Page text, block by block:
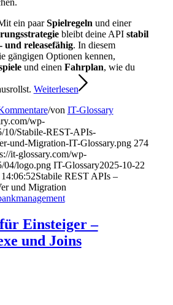
ein paarSpielregeln und einer
bleibt deine API stabil
und releasefähig. In diesem
gängigen Optionen kennen,
und einen Fahrplan, wie du
Weiterlesen
/von IT-Glossary
wp-
10/Stabile-REST-APIs-
und-Migration-IT-Glossary.png 274
it-glossary.com/wp-
04/logo.png IT-Glossary2025-10-22
Stabile REST APIs –
und Migration
Einsteiger –
und Joins